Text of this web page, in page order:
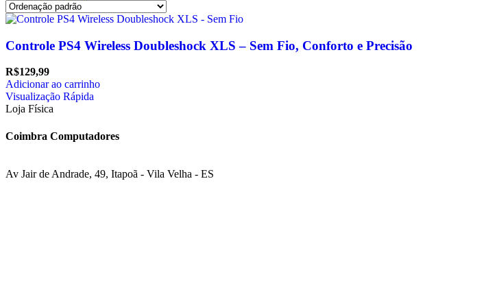
Controle PS4 Wireless Doubleshock XLS – Sem Fio, Conforto e Precisão
R$129,99
Adicionar ao carrinho
Visualização Rápida
Loja Física
Coimbra Computadores
Av Jair de Andrade, 49, Itapoã - Vila Velha - ES